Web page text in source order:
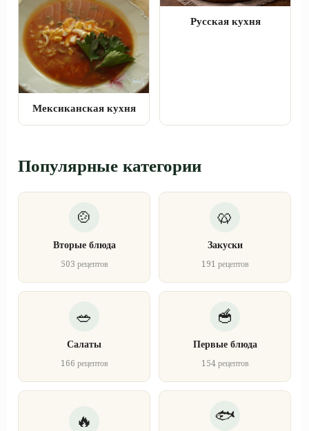
Мексиканская кухня
Русская кухня
Популярные категории
Вторые блюда
503 рецептов
Закуски
191 рецептов
Салаты
166 рецептов
Первые блюда
154 рецептов